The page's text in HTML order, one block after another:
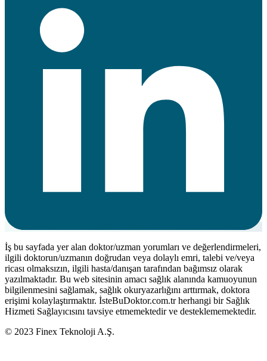
İş bu sayfada yer alan doktor/uzman yorumları ve değerlendirmeleri,
ilgili doktorun/uzmanın doğrudan veya dolaylı emri, talebi ve/veya
ricası olmaksızın, ilgili hasta/danışan tarafından bağımsız olarak
yazılmaktadır. Bu web sitesinin amacı sağlık alanında kamuoyunun
bilgilenmesini sağlamak, sağlık okuryazarlığını arttırmak, doktora
erişimi kolaylaştırmaktır. İsteBuDoktor.com.tr herhangi bir Sağlık
Hizmeti Sağlayıcısını tavsiye etmemektedir ve desteklememektedir.
© 2023 Finex Teknoloji A.Ş.